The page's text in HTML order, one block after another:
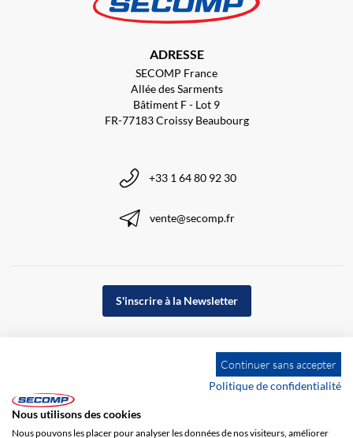
ADRESSE
SECOMP France
Allée des Sarments
Bâtiment F - Lot 9
FR-77183 Croissy Beaubourg
+33 1 64 80 92 30
vente@secomp.fr
S'inscrire à la Newsletter
Continuer sans accepter
Politique de confidentialité
Nous utilisons des cookies
Nous pouvons les placer pour analyser les données de nos visiteurs, améliorer